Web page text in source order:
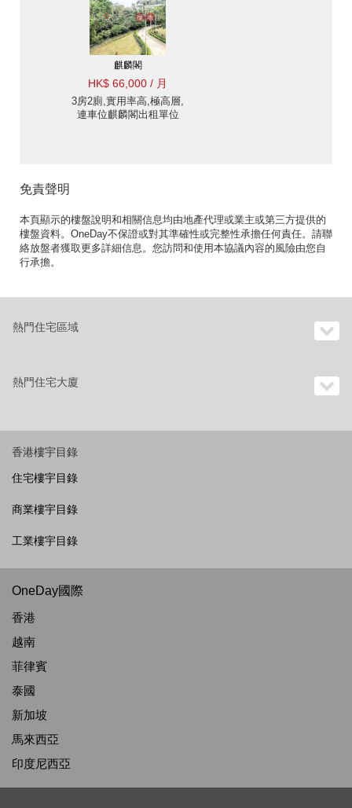
麒麟閣
HK$ 66,000 / 月
3房2廁,實用率高,極高層,
連車位麒麟閣出租單位
免責聲明
本頁顯示的樓盤說明和相關信息均由地產代理或業主或第三方提供的
樓盤資料。OneDay不保證或對其準確性或完整性承擔任何責任。請聯
絡放盤者獲取更多詳細信息。您訪問和使用本協議內容的風險由您自
行承擔。
熱門住宅區域
熱門住宅大廈
香港樓宇目錄
住宅樓宇目錄
商業樓宇目錄
工業樓宇目錄
OneDay國際
香港
越南
菲律賓
泰國
新加坡
馬來西亞
印度尼西亞